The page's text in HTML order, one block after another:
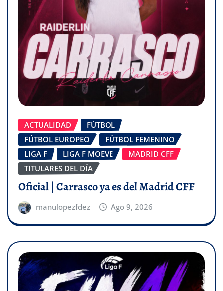
ACTUALIDAD
FÚTBOL
FÚTBOL EUROPEO
FÚTBOL FEMENINO
LIGA F
LIGA F MOEVE
MADRID CFF
TITULARES DEL DÍA
Oficial | Carrasco ya es del Madrid CFF
manulopezfdez Ago 9, 2026